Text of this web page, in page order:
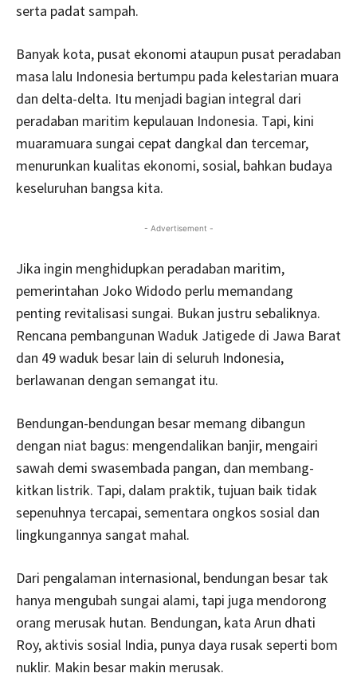
serta padat sampah.
Banyak kota, pusat ekonomi ataupun pusat peradaban
masa lalu Indonesia bertumpu pada kelestarian muara
dan delta­-delta. Itu menjadi bagian integral dari
peradaban maritim kepulauan Indone­sia. Tapi, kini
muara­muara sungai cepat dangkal dan tercemar,
menurunkan kualitas ekonomi, sosial, bah­kan budaya
keseluruhan bangsa kita.
- Advertisement -
Jika ingin menghidupkan peradaban maritim,
pemerintahan Joko Widodo perlu memandang
penting revitalisasi sungai. Bukan justru sebaliknya.
Rencana pembangunan Waduk Jatigede di Jawa Barat
dan 49 waduk besar lain di seluruh Indonesia,
berlawanan dengan semangat itu.
Bendungan­-bendungan besar memang dibangun
dengan niat bagus: mengendalikan banjir, mengairi
sawah demi swasembada pangan, dan membang­
kitkan listrik. Tapi, dalam praktik, tujuan baik tidak
sepenuhnya tercapai, sementara ongkos sosial dan
lingkungannya sangat mahal.
Dari pengalaman internasional, bendungan besar tak
hanya mengubah sungai alami, tapi juga mendo­rong
orang merusak hutan. Bendungan, kata Arun­ dhati
Roy, aktivis sosial India, punya daya rusak seperti bom
nuklir. Makin besar makin merusak.